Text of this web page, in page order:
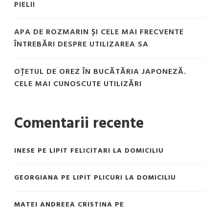
PIELII
APA DE ROZMARIN ȘI CELE MAI FRECVENTE
ÎNTREBĂRI DESPRE UTILIZAREA SA
OȚETUL DE OREZ ÎN BUCĂTĂRIA JAPONEZĂ.
CELE MAI CUNOSCUTE UTILIZĂRI
Comentarii recente
INESE PE LIPIT FELICITARI LA DOMICILIU
GEORGIANA PE LIPIT PLICURI LA DOMICILIU